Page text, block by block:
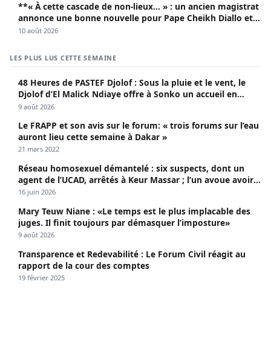
**« À cette cascade de non-lieux… » : un ancien magistrat
annonce une bonne nouvelle pour Pape Cheikh Diallo et
Cie**
10 août 2026
LES PLUS LUS CETTE SEMAINE
48 Heures de PASTEF Djolof : Sous la pluie et le vent, le
Djolof d’El Malick Ndiaye offre à Sonko un accueil en
apothéose
9 août 2026
Le FRAPP et son avis sur le forum: « trois forums sur l’eau
auront lieu cette semaine à Dakar »
21 mars 2022
Réseau homosexuel démantelé : six suspects, dont un
agent de l’UCAD, arrêtés à Keur Massar ; l’un avoue avoir
propagé le VIH depuis 2018
16 juin 2026
Mary Teuw Niane : «Le temps est le plus implacable des
juges. Il finit toujours par démasquer l’imposture»
9 août 2026
Transparence et Redevabilité : Le Forum Civil réagit au
rapport de la cour des comptes
19 février 2025